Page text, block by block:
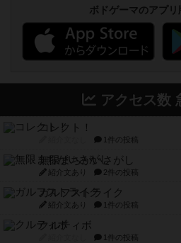
ボドゲーマのアプリ
アクセス数
コレクト！
1件の投稿
無限まちがいさがし
紹介文あり 2件の投稿
ガルフストライク
紹介文あり 1件の投稿
クルティボ
1件の投稿